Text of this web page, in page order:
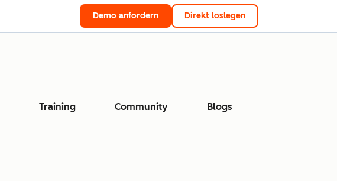
Demo anfordern Direkt loslegen
Training Community Blogs